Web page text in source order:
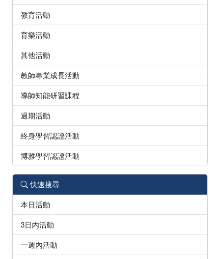
教育活動
育樂活動
其他活動
教師專業成長活動
導師知能研習課程
過期活動
終身學習認證活動
博雅學習認證活動
快速搜尋
本日活動
3日內活動
一週內活動